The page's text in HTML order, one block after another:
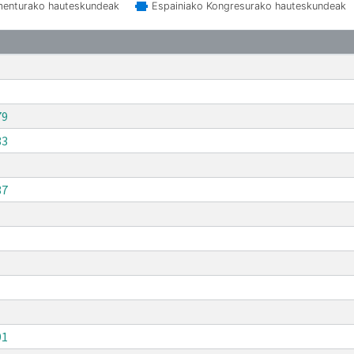
hauteskundeak Espainiako Kongresurako hauteskundeak